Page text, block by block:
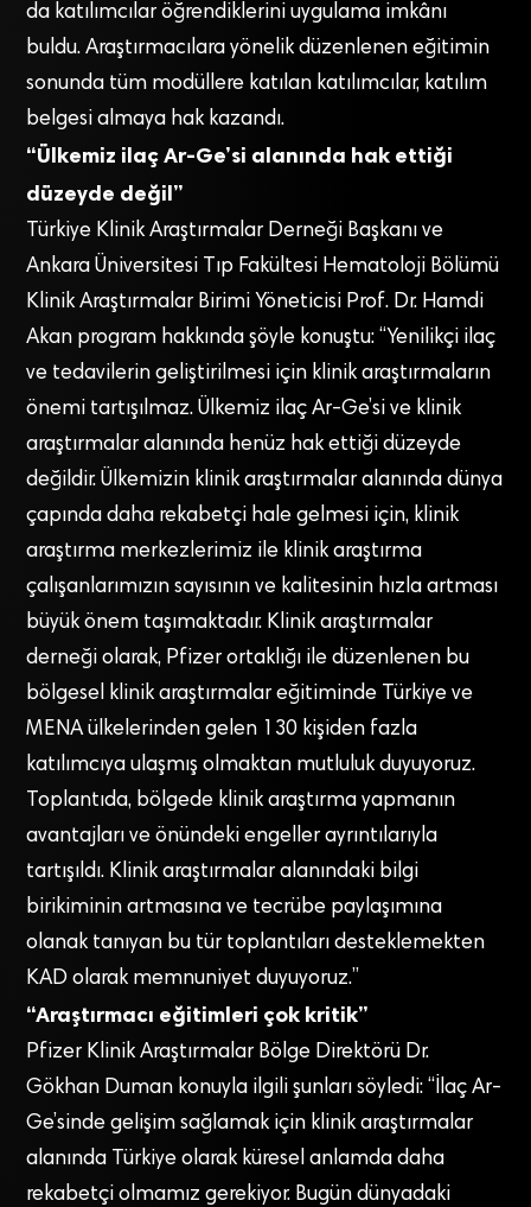
da katılımcılar öğrendiklerini uygulama imkânı
buldu. Araştırmacılara yönelik düzenlenen eğitimin
sonunda tüm modüllere katılan katılımcılar, katılım
belgesi almaya hak kazandı.
“Ülkemiz ilaç Ar-Ge’si alanında hak ettiği
düzeyde değil”
Türkiye Klinik Araştırmalar Derneği Başkanı ve
Ankara Üniversitesi Tıp Fakültesi Hematoloji Bölümü
Klinik Araştırmalar Birimi Yöneticisi Prof. Dr. Hamdi
Akan program hakkında şöyle konuştu: “Yenilikçi ilaç
ve tedavilerin geliştirilmesi için klinik araştırmaların
önemi tartışılmaz. Ülkemiz ilaç Ar-Ge’si ve klinik
araştırmalar alanında henüz hak ettiği düzeyde
değildir. Ülkemizin klinik araştırmalar alanında dünya
çapında daha rekabetçi hale gelmesi için, klinik
araştırma merkezlerimiz ile klinik araştırma
çalışanlarımızın sayısının ve kalitesinin hızla artması
büyük önem taşımaktadır. Klinik araştırmalar
derneği olarak, Pfizer ortaklığı ile düzenlenen bu
bölgesel klinik araştırmalar eğitiminde Türkiye ve
MENA ülkelerinden gelen 130 kişiden fazla
katılımcıya ulaşmış olmaktan mutluluk duyuyoruz.
Toplantıda, bölgede klinik araştırma yapmanın
avantajları ve önündeki engeller ayrıntılarıyla
tartışıldı. Klinik araştırmalar alanındaki bilgi
birikiminin artmasına ve tecrübe paylaşımına
olanak tanıyan bu tür toplantıları desteklemekten
KAD olarak memnuniyet duyuyoruz.”
“Araştırmacı eğitimleri çok kritik”
Pfizer Klinik Araştırmalar Bölge Direktörü Dr.
Gökhan Duman konuyla ilgili şunları söyledi: “İlaç Ar-
Ge’sinde gelişim sağlamak için klinik araştırmalar
alanında Türkiye olarak küresel anlamda daha
rekabetçi olmamız gerekiyor. Bugün dünyadaki